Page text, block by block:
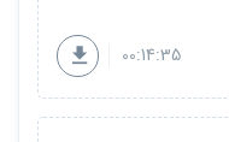
00:14:35